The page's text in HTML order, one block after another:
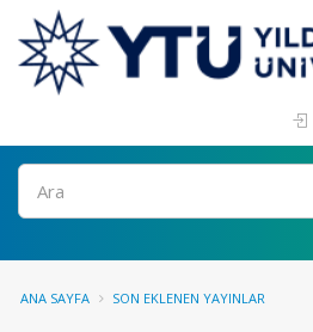
Ara
ANA SAYFA SON EKLENEN YAYINLAR